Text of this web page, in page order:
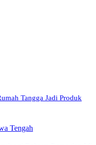
Tangga Jadi Produk